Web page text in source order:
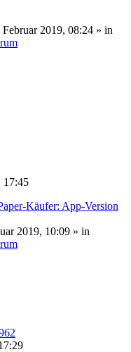
2019, 08:24 » in
17:45
Käufer: App-Version
2019, 10:09 » in